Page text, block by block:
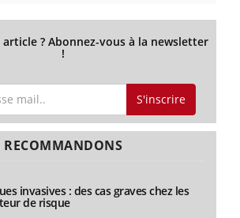
article ? Abonnez-vous à la newsletter
!
S'inscrire
RECOMMANDONS
invasives : des cas graves chez les
de risque